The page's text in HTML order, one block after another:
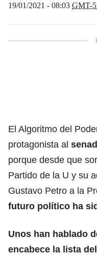
19/01/2021 - 08:03 GMT-5
El Algoritmo del
protagonista al
porque desde que
Partido de la U y su
Gustavo Petro a la
futuro político ha
Unos han hablado
encabece la lista